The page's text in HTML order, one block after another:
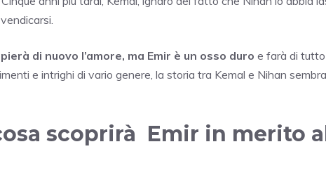
di nuovo l’amore, ma Emir è un osso duro e farà di
e intrighi di vario genere, la storia tra Kemal e Nihan
scoprirà Emir in merito